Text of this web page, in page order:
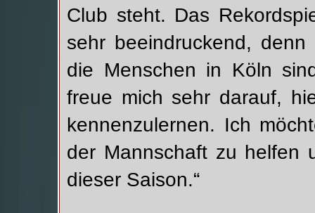
Club steht. Das
sehr beeindruckend,
die Menschen in Köln
freue mich sehr darauf,
kennenzulernen. Ich
der Mannschaft zu helfen
dieser Saison.“